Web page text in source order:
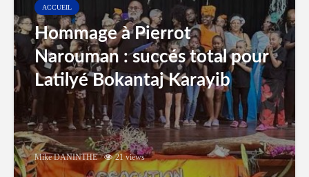
ACCUEIL
Hommage à Pierrot
Narouman : succés total pour
Latilyé Bokantaj Karayib
Mike DANINTHE 21 views